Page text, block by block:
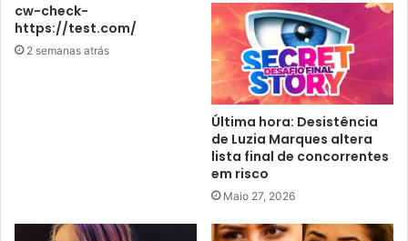
cw-check-
https://test.com/
2 semanas atrás
Última hora: Desistência
de Luzia Marques altera
lista final de concorrentes
em risco
Maio 27, 2026